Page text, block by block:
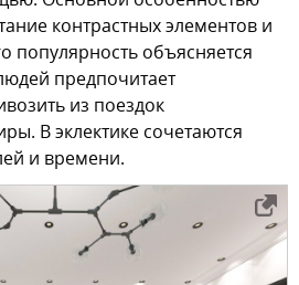
контрастных элементов и
популярность объясняется
предпочитает
из поездок
В эклектике сочетаются
и времени.